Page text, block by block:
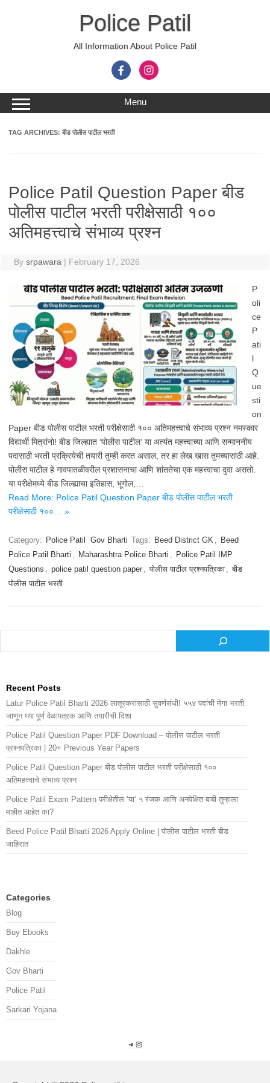
Police Patil
All Information About Police Patil
Menu
TAG ARCHIVES: बीड पोलीस पाटील भरती
Police Patil Question Paper बीड
पोलीस पाटील भरती परीक्षेसाठी १००
अतिमहत्त्वाचे संभाव्य प्रश्न
By srpawara | February 17, 2026
P
oli
ce
P
ati
l
Q
ue
sti
on
Paper बीड पोलीस पाटील भरती परीक्षेसाठी १०० अतिमहत्त्वाचे संभाव्य प्रश्न नमस्कार
विद्यार्थी मित्रांनो! बीड जिल्ह्यात ‘पोलीस पाटील’ या अत्यंत महत्त्वाच्या आणि सन्माननीय
पदासाठी भरती प्रक्रियेची तयारी तुम्ही करत असाल, तर हा लेख खास तुमच्यासाठी आहे.
पोलीस पाटील हे गावपातळीवरील प्रशासनाचा आणि शांततेचा एक महत्त्वाचा दुवा असतो.
या परीक्षेमध्ये बीड जिल्ह्याचा इतिहास, भूगोल,…
Read More: Police Patil Question Paper बीड पोलीस पाटील भरती
परीक्षेसाठी १००… »
Category: Police Patil Gov Bharti Tags: Beed District GK , Beed
Police Patil Bharti , Maharashtra Police Bharti , Police Patil IMP
Questions , police patil question paper , पोलीस पाटील प्रश्नपत्रिका , बीड
पोलीस पाटील भरती
Recent Posts
Latur Police Patil Bharti 2026 लातूरकरांसाठी सुवर्णसंधी! ५५४ पदांची मेगा भरती:
जाणून घ्या पूर्ण वेळापत्रक आणि तयारीची दिशा
Police Patil Question Paper PDF Download – पोलीस पाटील भरती
प्रश्नपत्रिका | 20+ Previous Year Papers
Police Patil Question Paper बीड पोलीस पाटील भरती परीक्षेसाठी १००
अतिमहत्त्वाचे संभाव्य प्रश्न
Police Patil Exam Pattern परीक्षेतील ‘या’ ५ रंजक आणि अनपेक्षित बाबी तुम्हाला
माहीत आहेत का?
Beed Police Patil Bharti 2026 Apply Online | पोलीस पाटील भरती बीड
जाहिरात
Categories
Blog
Buy Ebooks
Dakhle
Gov Bharti
Police Patil
Sarkari Yojana
Telegram
Instagram